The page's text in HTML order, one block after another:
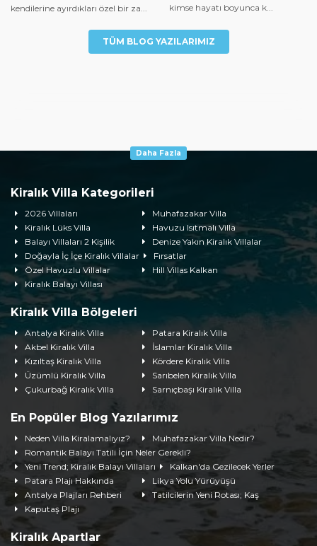
kendilerine ayırdıkları özel bir za...
kimse hayatı boyunca k...
TÜM BLOG YAZILARIMIZ
Daha Fazla
Kiralık Villa Kategorileri
2026 Villaları
Muhafazakar Villa
Kiralık Lüks Villa
Havuzu Isıtmalı Villa
Balayı Villaları 2 Kişilik
Denize Yakın Kiralık Villalar
Doğayla İç İçe Kiralık Villalar
Fırsatlar
Özel Havuzlu Villalar
Hill Villas Kalkan
Kiralık Balayı Villası
Kiralık Villa Bölgeleri
Antalya Kiralık Villa
Patara Kiralık Villa
Akbel Kiralık Villa
İslamlar Kiralık Villa
Kızıltaş Kiralık Villa
Kördere Kiralık Villa
Üzümlü Kiralık Villa
Sarıbelen Kiralık Villa
Çukurbağ Kiralık Villa
Sarnıçbaşı Kiralık Villa
En Popüler Blog Yazılarımız
Neden Villa Kiralamalıyız?
Muhafazakar Villa Nedir?
Romantik Balayı Tatili İçin Neler Gerekli?
Yeni Trend; Kiralık Balayı Villaları
Kalkan'da Gezilecek Yerler
Patara Plajı Hakkında
Likya Yolu Yürüyüşü
Antalya Plajları Rehberi
Tatilcilerin Yeni Rotası; Kaş
Kaputaş Plajı
Kiralık Apartlar